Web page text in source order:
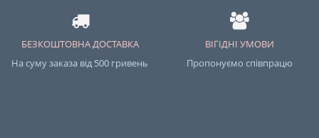
БЕЗКОШТОВНА ДОСТАВКА
На суму заказа від 500 гривень
ВІГІДНІ УМОВИ
Пропонуємо співпрацю